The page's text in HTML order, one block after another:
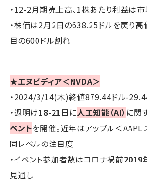
・12-2月期売上高、1株あたり利益は
・株価は2月2日の638.25ドルを戻り高
目の600ドル割れ
★エヌビディア＜NVDA＞
・2024/3/14(木)終値879.44ドル-
・週明け18-21日 に人工知能（AI） に関
ベントを開催。近年はアップル＜
同レベルの注目度
・イベント参加者数はコロナ禍前2019
見通し